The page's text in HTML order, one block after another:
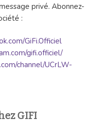
privé. Abonnez-
:
GiFi.Officiel
gifi.officiel/
channel/UCrLW-
GIFI